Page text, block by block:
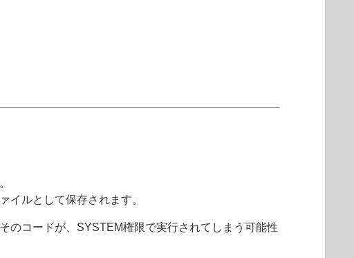
イルとして保存されます。
のコードが、SYSTEM権限で実行されてしまう可能性